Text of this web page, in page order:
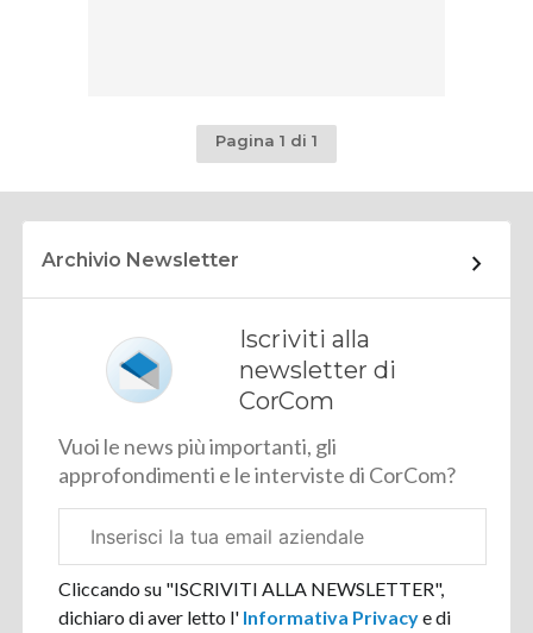
Pagina 1 di 1
Archivio Newsletter
Iscriviti alla
newsletter di
CorCom
Vuoi le news più importanti, gli
approfondimenti e le interviste di CorCom?
aziendale
Cliccando su "ISCRIVITI ALLA NEWSLETTER",
dichiaro di aver letto l' Informativa Privacye di